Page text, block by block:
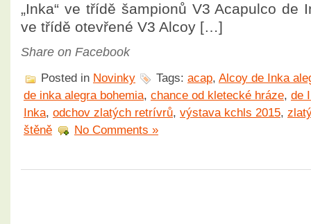
„Inka“ ve třídě šampionů V3 Acapulco de
ve třídě otevřené V3 Alcoy […]
Share on Facebook
Posted in Novinky Tags: acap, Alcoy de Inka
de inka alegra bohemia, chance od kletecké hráze, de
Inka, odchov zlatých retrívrů, výstava kchls 2015,
štěně
No Comments »